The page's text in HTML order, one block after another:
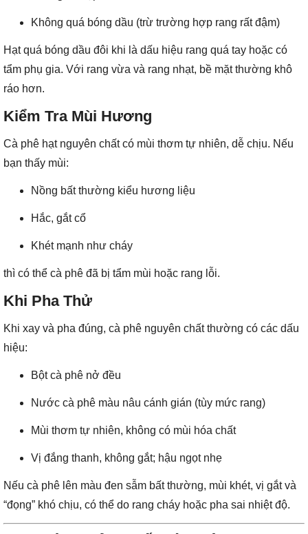
Không quá bóng dầu (trừ trường hợp rang rất đậm)
Hạt quá bóng dầu đôi khi là dấu hiệu rang quá tay hoặc có
tẩm phụ gia. Với rang vừa và rang nhạt, bề mặt thường khô
ráo hơn.
Kiểm Tra Mùi Hương
Cà phê hạt nguyên chất có mùi thơm tự nhiên, dễ chịu. Nếu
bạn thấy mùi:
Nồng bất thường kiểu hương liệu
Hắc, gắt cổ
Khét mạnh như cháy
thì có thể cà phê đã bị tẩm mùi hoặc rang lỗi.
Khi Pha Thử
Khi xay và pha đúng, cà phê nguyên chất thường có các dấu
hiệu:
Bột cà phê nở đều
Nước cà phê màu nâu cánh gián (tùy mức rang)
Mùi thơm tự nhiên, không có mùi hóa chất
Vị đắng thanh, không gắt; hậu ngọt nhẹ
Nếu cà phê lên màu đen sẫm bất thường, mùi khét, vị gắt và
“đọng” khó chịu, có thể do rang cháy hoặc pha sai nhiệt độ.